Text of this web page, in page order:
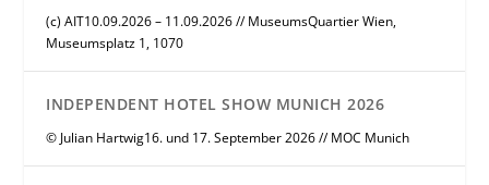
(c) AIT10.09.2026 – 11.09.2026 // MuseumsQuartier Wien,
Museumsplatz 1, 1070
INDEPENDENT HOTEL SHOW MUNICH 2026
© Julian Hartwig16. und 17. September 2026 // MOC Munich